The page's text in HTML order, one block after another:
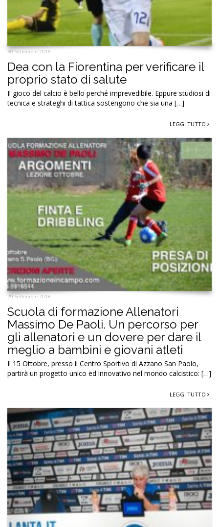
30 Settembre 2018
Dea con la Fiorentina per verificare il
proprio stato di salute
Il gioco del calcio è bello perché imprevedibile. Eppure studiosi di
tecnica e strateghi di tattica sostengono che sia una […]
LEGGI TUTTO
29 Settembre 2018
Scuola di formazione Allenatori
Massimo De Paoli. Un percorso per
gli allenatori e un dovere per dare il
meglio a bambini e giovani atleti
Il 15 Ottobre, presso il Centro Sportivo di Azzano San Paolo,
partirà un progetto unico ed innovativo nel mondo calcistico: […]
LEGGI TUTTO